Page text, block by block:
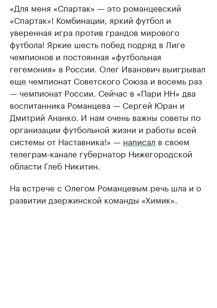
«Для меня «Спартак» — это романцевский
«Спартак»! Комбинации, яркий футбол и
уверенная игра против грандов мирового
футбола! Яркие шесть побед подряд в Лиге
чемпионов и постоянная «футбольная
гегемония» в России. Олег Иванович выигрывал
еще чемпионат Советского Союза и восемь раз
— чемпионат России. Сейчас в «Пари НН» два
воспитанника Романцева — Сергей Юран и
Дмитрий Ананко. И нам очень важны советы по
организации футбольной жизни и работы всей
системы от Наставника!» — написал в своем
телеграм-канале губернатор Нижегородской
области Глеб Никитин.
На встрече с Олегом Романцевым речь шла и о
развитии дзержинской команды «Химик».